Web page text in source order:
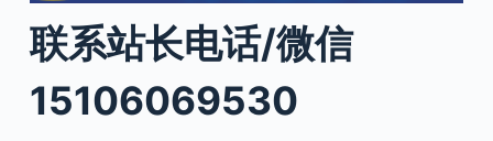
联系站长电话/微信
15106069530